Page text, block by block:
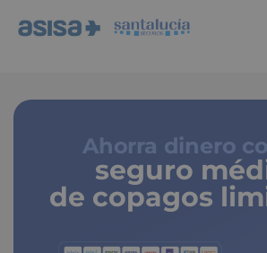
Ahorra dinero
seguro
de copagos